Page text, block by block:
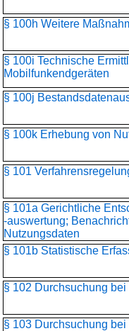
§ 100h Weitere
§ 100i Technische
Mobilfunkendgeräten
§ 100j
§ 100k Erhebung von
§ 101
§ 101a Gerichtliche
-auswertung;
Nutzungsdaten
§ 101b Statistische
§ 102 Durchsuchung
§ 103 Durchsuchung